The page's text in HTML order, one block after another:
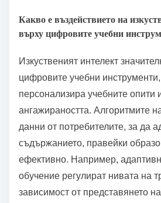
Какво е въздействието на
върху цифровите учебни
Изкуственият интелект
цифровите учебни инструменти,
персонализира учебните опити
ангажираността. Алгоритмите
данни от потребителите, за да
съдържанието, правейки
ефективно. Например,
обучение регулират нивата на
зависимост от представянето